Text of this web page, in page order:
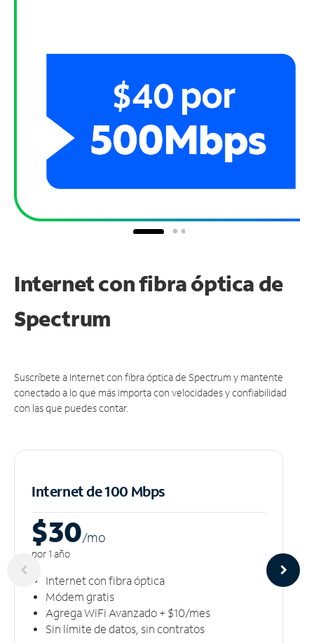
Internet con fibra óptica de
Spectrum
Suscríbete a Internet con fibra óptica de Spectrum y mantente
conectado a lo que más importa con velocidades y confiabilidad
con las que puedes contar.
Internet de 100 Mbps
$30/mo
por 1 año
Internet con fibra óptica
Módem gratis
Agrega WiFi Avanzado + $10/mes
Sin límite de datos, sin contratos